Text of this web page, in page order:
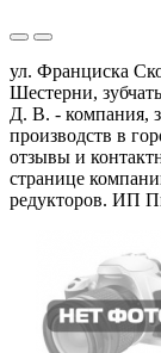
ул. Франциска
Шестерни,
Д. В. - компания,
производств в
отзывы и
странице
редукторов. ИП